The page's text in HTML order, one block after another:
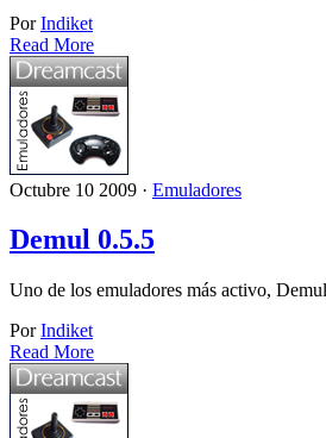
PorIndiket
Read More
Octubre 10 2009 · Emuladores
Demul 0.5.5
Uno de los emuladores más activo,
PorIndiket
Read More